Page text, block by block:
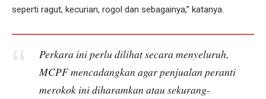
seperti ragut, kecurian, rogol dan sebagainya,” katanya.
Perkara ini perlu dilihat secara menyeluruh,
MCPF mencadangkan agar penjualan peranti
merokok ini diharamkan atau sekurang-